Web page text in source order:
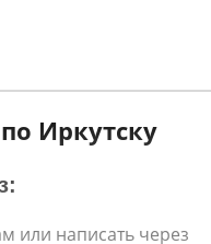
Иркутску
или написать через